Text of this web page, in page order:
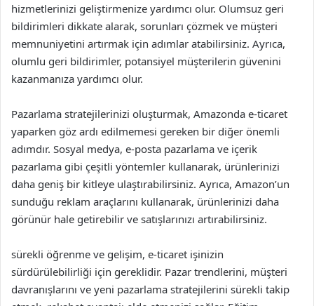
hizmetlerinizi geliştirmenize yardımcı olur. Olumsuz geri
bildirimleri dikkate alarak, sorunları çözmek ve müşteri
memnuniyetini artırmak için adımlar atabilirsiniz. Ayrıca,
olumlu geri bildirimler, potansiyel müşterilerin güvenini
kazanmanıza yardımcı olur.
Pazarlama stratejilerinizi oluşturmak, Amazonda e-ticaret
yaparken göz ardı edilmemesi gereken bir diğer önemli
adımdır. Sosyal medya, e-posta pazarlama ve içerik
pazarlama gibi çeşitli yöntemler kullanarak, ürünlerinizi
daha geniş bir kitleye ulaştırabilirsiniz. Ayrıca, Amazon’un
sunduğu reklam araçlarını kullanarak, ürünlerinizi daha
görünür hale getirebilir ve satışlarınızı artırabilirsiniz.
sürekli öğrenme ve gelişim, e-ticaret işinizin
sürdürülebilirliği için gereklidir. Pazar trendlerini, müşteri
davranışlarını ve yeni pazarlama stratejilerini sürekli takip